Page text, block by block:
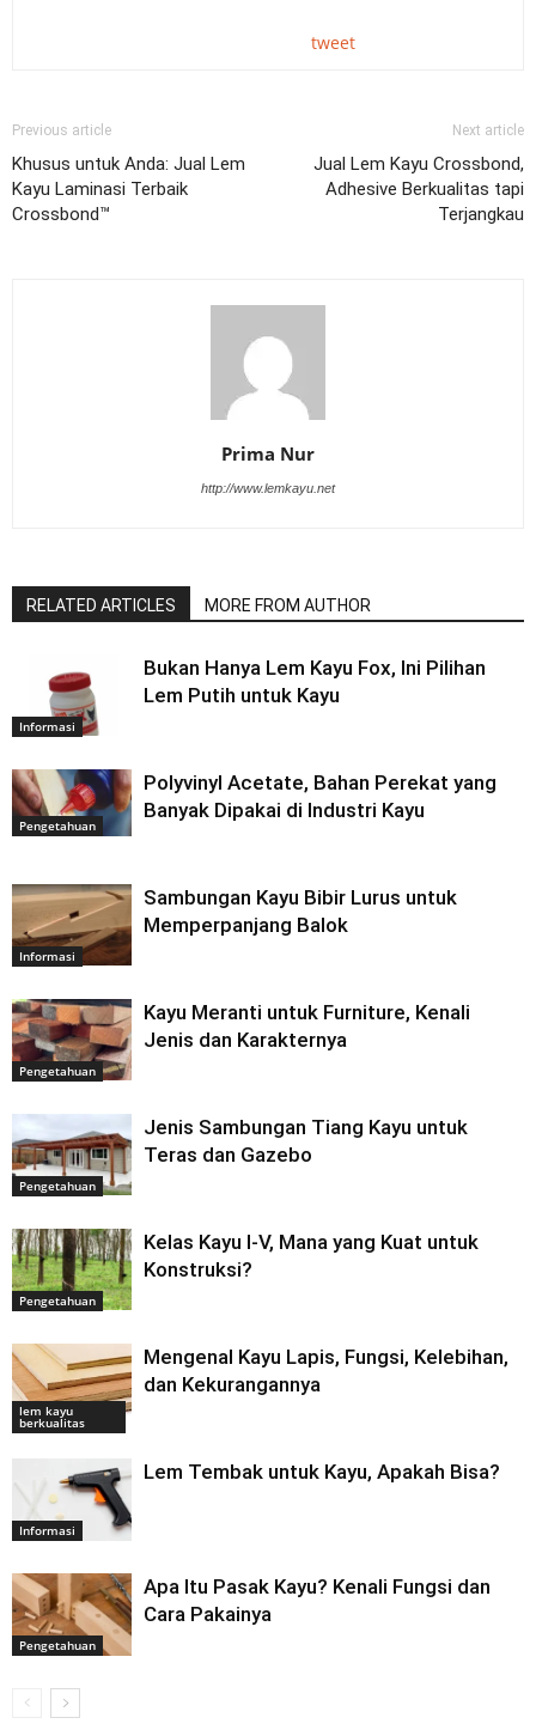
tweet
Previous article
Khusus untuk Anda: Jual Lem
Kayu Laminasi Terbaik
Crossbond™
Next article
Jual Lem Kayu Crossbond,
Adhesive Berkualitas tapi
Terjangkau
Prima Nur
http://www.lemkayu.net
RELATED ARTICLES MORE FROM AUTHOR
Informasi
Bukan Hanya Lem Kayu Fox, Ini Pilihan
Lem Putih untuk Kayu
Pengetahuan
Polyvinyl Acetate, Bahan Perekat yang
Banyak Dipakai di Industri Kayu
Informasi
Sambungan Kayu Bibir Lurus untuk
Memperpanjang Balok
Pengetahuan
Kayu Meranti untuk Furniture, Kenali
Jenis dan Karakternya
Pengetahuan
Jenis Sambungan Tiang Kayu untuk
Teras dan Gazebo
Pengetahuan
Kelas Kayu I-V, Mana yang Kuat untuk
Konstruksi?
lem kayu
berkualitas
Mengenal Kayu Lapis, Fungsi, Kelebihan,
dan Kekurangannya
Informasi
Lem Tembak untuk Kayu, Apakah Bisa?
Pengetahuan
Apa Itu Pasak Kayu? Kenali Fungsi dan
Cara Pakainya